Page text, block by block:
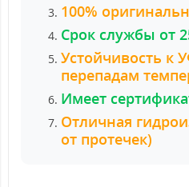
100%
Срок службы от
Устойчивость к
перепадам
Имеет
Отличная
от протечек)